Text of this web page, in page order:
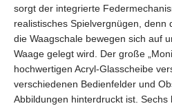
sorgt der integrierte
realistisches Spielvergnügen, denn
die Waagschale bewegen sich auf
Waage gelegt wird. Der große
hochwertigen Acryl-Glasscheibe
verschiedenen Bedienfelder und
Abbildungen hinterdruckt ist. Sechs